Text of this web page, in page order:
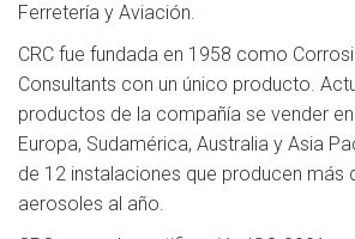
Ferretería y Aviación.
CRC fue fundada en 1958 como
Consultants con un único producto.
productos de la compañía se vender
Europa, Sudamérica, Australia y Asia
de 12 instalaciones que producen más
aerosoles al año.